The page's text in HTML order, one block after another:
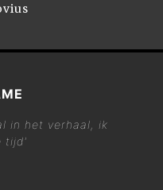
in het verhaal, ik
tijd'